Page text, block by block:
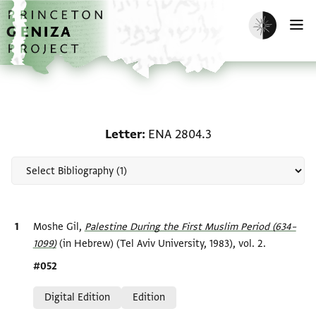
Skip to main content
home
Enable dark
Letter ENA 2804.3
Bibliographic citation
Moshe Gil, Palestine During the First Muslim Period (634–
1099)‎(in Hebrew) (Tel Aviv University, 1983), vol. 2.
Location in source
#052
Digital Edition
Edition